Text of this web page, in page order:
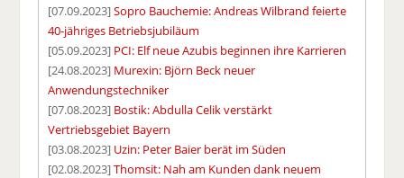
[07.09.2023]Sopro Bauchemie: Andreas Wilbrand feierte
40-jähriges Betriebsjubiläum
[05.09.2023] PCI: Elf neue Azubis beginnen ihre Karrieren
[24.08.2023] Murexin: Björn Beck neuer
Anwendungstechniker
[07.08.2023] Bostik: Abdulla Celik verstärkt
Vertriebsgebiet Bayern
[03.08.2023] Uzin: Peter Baier berät im Süden
[02.08.2023]Thomsit: Nah am Kunden dank neuem